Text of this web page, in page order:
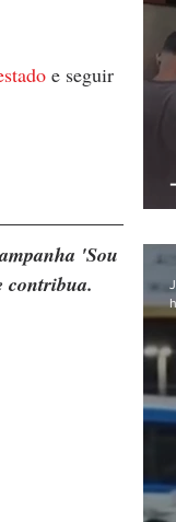
e seguir
'Sou
contribua.